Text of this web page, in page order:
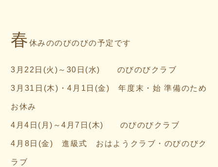
春 休みののびのびの予定です
3月22日(火)～30日(水) のびのびクラブ
3月31日(木)・4月1日(金) 年度末・始 準備のため
お休み
4月4日(月)～4月7日(木) のびのびクラブ
4月8日(金) 進級式 おはようクラブ・のびのびク
ラブ